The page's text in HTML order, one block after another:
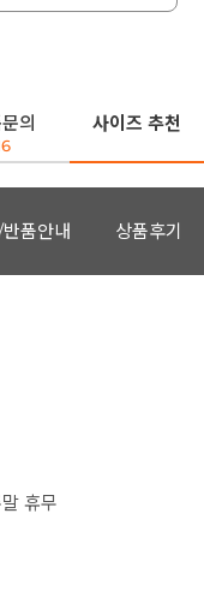
의 사이즈 추천
품안내 상품후기
휴무